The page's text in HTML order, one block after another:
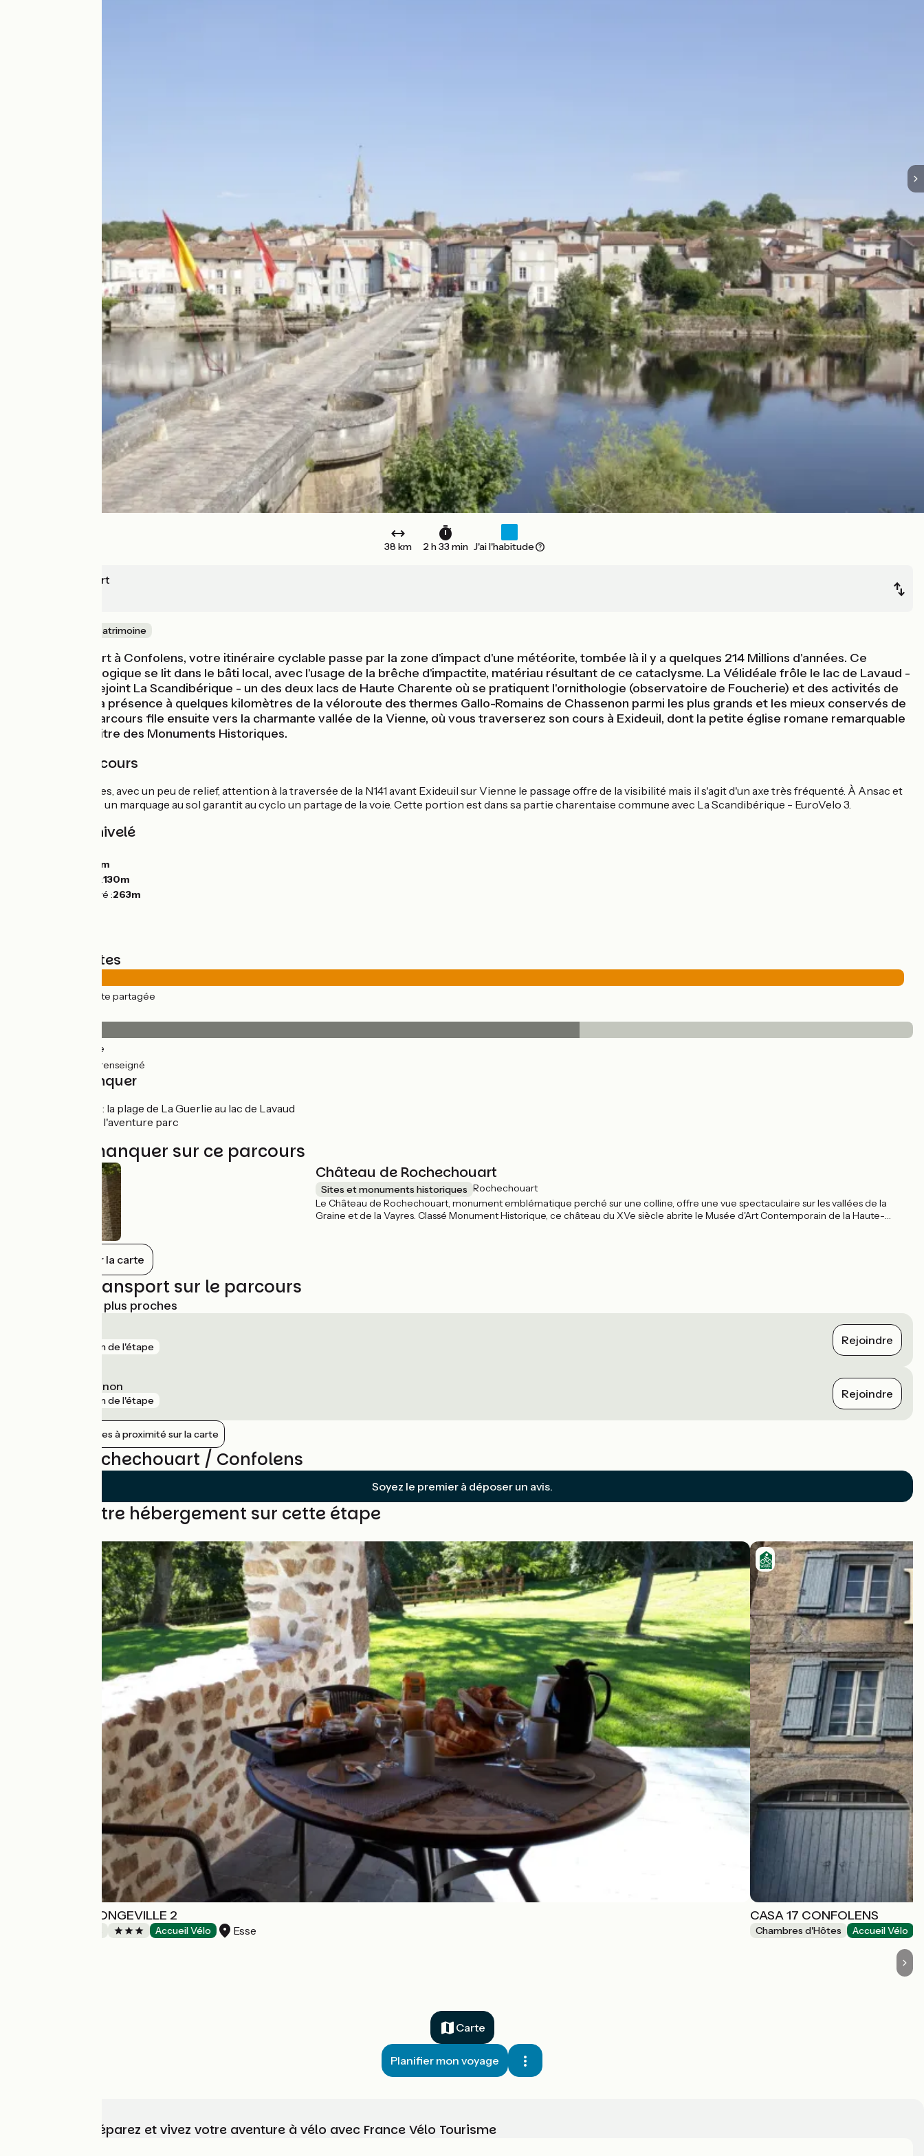
38 km 2 h 33 min J'ai l'habitude
Rochechouart
Nature & petit patrimoine
De Rochechouart à Confolens, votre itinéraire cyclable passe par la zone d'impact d'une météorite, tombée là il y a quelques 214 Millions d'années. Ce
patrimoine géologique se lit dans le bâti local, avec l'usage de la brêche d'impactite, matériau résultant de ce cataclysme. La Vélidéale frôle le lac de Lavaud -
c’est ici qu’elle rejoint La Scandibérique - un des deux lacs de Haute Charente où se pratiquent l'ornithologie (observatoire de Foucherie) et des activités de
loisirs. À noter la présence à quelques kilomètres de la véloroute des thermes Gallo-Romains de Chassenon parmi les plus grands et les mieux conservés de
France. Votre parcours file ensuite vers la charmante vallée de la Vienne, où vous traverserez son cours à Exideuil, dont la petite église romane remarquable
est classée au titre des Monuments Historiques.
Détail du parcours
Routes secondaires, avec un peu de relief, attention à la traversée de la N141 avant Exideuil sur Vienne le passage offre de la visibilité mais il s'agit d'un axe très fréquenté. À Ansac et
, un marquage au sol garantit au cyclo un partage de la voie. Cette portion est dans sa partie charentaise commune avec La Scandibérique - EuroVelo 3.
Pentes et dénivelé
402m
Point le plus bas :130m
Point le plus élevé :263m
Types de routes
(99%) Route partagée
(63%) Lisse
(37%) Non renseigné
À ne pas manquer
: la plage de La Guerlie au lac de Lavaud
: l'aventure parc
À ne pas manquer sur ce parcours
Château de Rochechouart
Sites et monuments historiques Rochechouart
Le Château de Rochechouart, monument emblématique perché sur une colline, offre une vue spectaculaire sur les vallées de la
Graine et de la Vayres. Classé Monument Historique, ce château du XVe siècle abrite le Musée d'Art Contemporain de la Haute-
Tout afficher sur la carte
Trains et transport sur le parcours
Gares SNCF les plus proches
5 km de l'étape Rejoindre
Saillat - Chassenon
5 km de l'étape Rejoindre
Afficher les gares à proximité sur la carte
Avis sur Rochechouart / Confolens
Soyez le premier à déposer un avis.
Trouvez votre hébergement sur cette étape
DOMAINE DE LONGEVILLE 2
Accueil Vélo Esse
CASA 17 CONFOLENS
Chambres d'Hôtes Accueil Vélo
Carte
Planifier mon voyage
Choisissez, préparez et vivez votre aventure à vélo avec France Vélo Tourisme